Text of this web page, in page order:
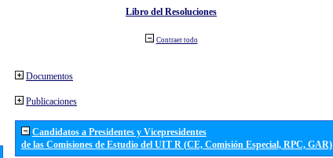
Libro del Resoluciones
Contraer todo
Documentos
Publicaciones
Candidatos a Presidentes y Vicepresidentes
de las Comisiones de Estudio del UIT R (CE, Comisión Especial, RPC, GAR)